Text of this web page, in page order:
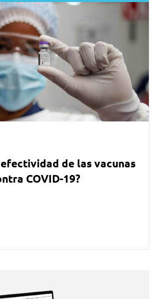
efectividad de las vacunas
COVID-19?